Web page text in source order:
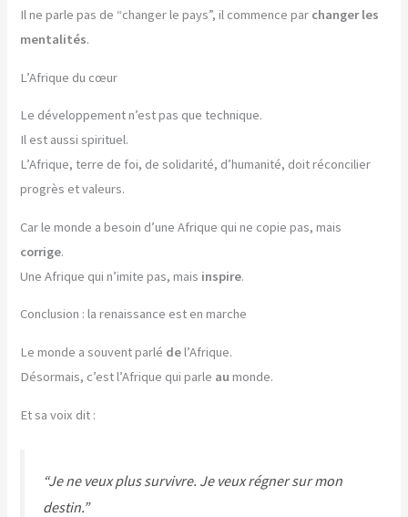
Il ne parle pas de “changer le pays”, il commence par changer les
mentalités.
L’Afrique du cœur
Le développement n’est pas que technique.
Il est aussi spirituel.
L’Afrique, terre de foi, de solidarité, d’humanité, doit réconcilier
progrès et valeurs.
Car le monde a besoin d’une Afrique qui ne copie pas, mais
corrige.
Une Afrique qui n’imite pas, mais inspire.
Conclusion : la renaissance est en marche
Le monde a souvent parlé del’Afrique.
Désormais, c’est l’Afrique qui parle au monde.
Et sa voix dit :
“Je ne veux plus survivre. Je veux régner sur mon
destin.”